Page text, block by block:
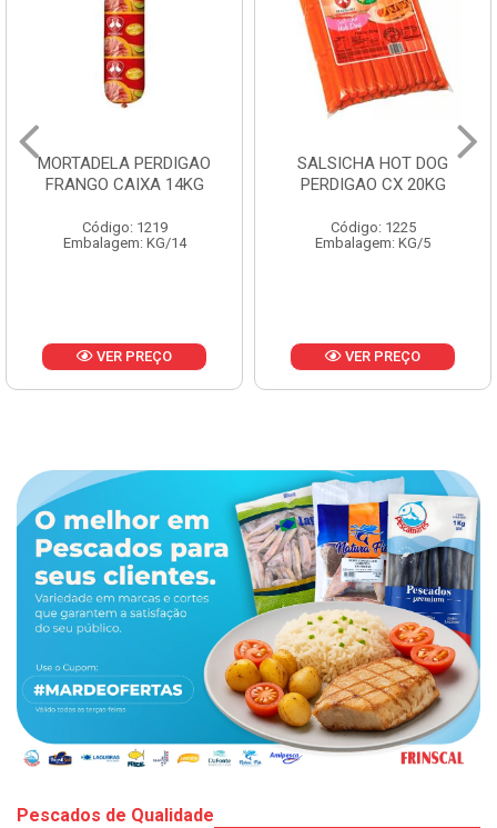
MORTADELA PERDIGAO
FRANGO CAIXA 14KG
Código: 1219
Embalagem: KG/14
VER PREÇO
SALSICHA HOT DOG
PERDIGAO CX 20KG
Código: 1225
Embalagem: KG/5
VER PREÇO
Pescados de Qualidade